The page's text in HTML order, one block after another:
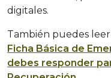
digitales.
También puedes
Ficha Básica de
debes responder